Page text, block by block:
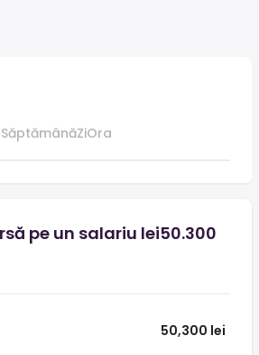
SăptămânăZiOra
pe un salariu lei50.300
50,300 lei